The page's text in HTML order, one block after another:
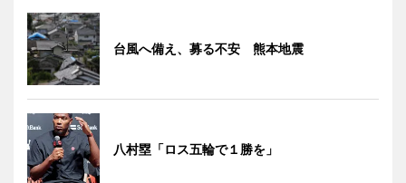
台風へ備え、募る不安 熊本地震
八村塁「ロス五輪で１勝を」